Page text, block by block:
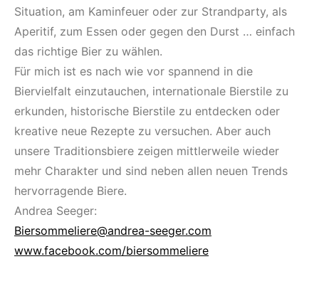
Situation, am Kaminfeuer oder zur Strandparty, als
Aperitif, zum Essen oder gegen den Durst … einfach
das richtige Bier zu wählen.
Für mich ist es nach wie vor spannend in die
Biervielfalt einzutauchen, internationale Bierstile zu
erkunden, historische Bierstile zu entdecken oder
kreative neue Rezepte zu versuchen. Aber auch
unsere Traditionsbiere zeigen mittlerweile wieder
mehr Charakter und sind neben allen neuen Trends
hervorragende Biere.
Andrea Seeger:
Biersommeliere@andrea-seeger.com
www.facebook.com/biersommeliere